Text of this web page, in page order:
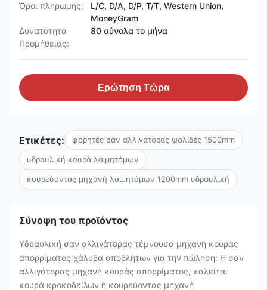
Όροι πληρωμής:
L/C, D/A, D/P, T/T, Western Union,
MoneyGram
Δυνατότητα
Προμήθειας:
80 σύνολα το μήνα
Ερώτηση Τώρα
Ετικέτες: φορητές σαν αλλιγάτορας ψαλίδες 1500mm
υδραυλική κουρά λαιμητόμων
κουρεύοντας μηχανή λαιμητόμων 1200mm υδραυλική
Σύνοψη του προϊόντος
Υδραυλική σαν αλλιγάτορας τέμνουσα μηχανή κουράς
απορρίματος χάλυβα αποβλήτων για την πώληση: Η σαν
αλλιγάτορας μηχανή κουράς απορρίματος, καλείται
κουρά κροκοδείλων ή κουρεύοντας μηχανή